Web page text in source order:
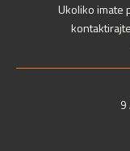
Ukoliko imate
9